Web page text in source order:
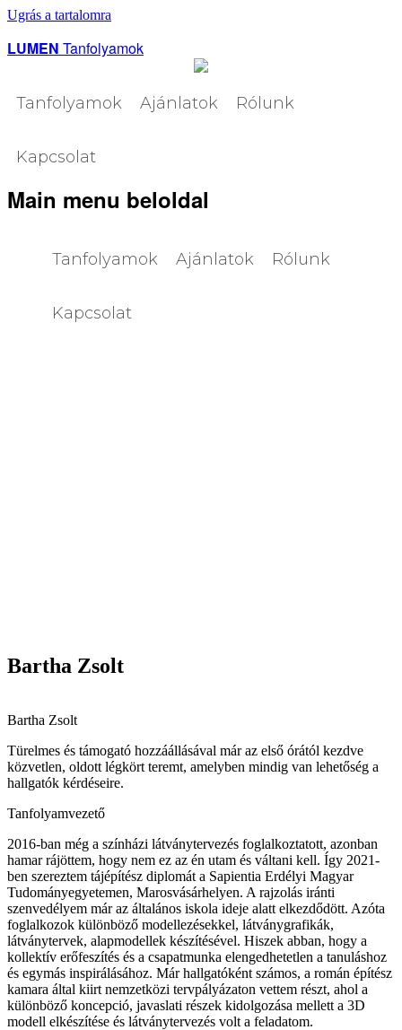
Ugrás a tartalomra
LUMEN Tanfolyamok
Tanfolyamok Ajánlatok Rólunk
Kapcsolat
Main menu beloldal
Tanfolyamok
Látvány Grafika Web Videó PPC
Ajánlatok
Magántanulás Cégeknek Visszanézhető
Rólunk
Kapcsolat
Bartha Zsolt
Bartha Zsolt
Türelmes és támogató hozzáállásával már az első órától kezdve
közvetlen, oldott légkört teremt, amelyben mindig van lehetőség a
hallgatók kérdéseire.
Tanfolyamvezető
2016-ban még a színházi látványtervezés foglalkoztatott, azonban
hamar rájöttem, hogy nem ez az én utam és váltani kell. Így 2021-
ben szereztem tájépítész diplomát a Sapientia Erdélyi Magyar
Tudományegyetemen, Marosvásárhelyen. A rajzolás iránti
szenvedélyem már az általános iskola ideje alatt elkezdődött. Azóta
foglalkozok különböző modellezésekkel, látványgrafikák,
látványtervek, alapmodellek készítésével. Hiszek abban, hogy a
kollektív erőfeszítés és a csapatmunka elengedhetetlen a tanuláshoz
és egymás inspirálásához. Már hallgatóként számos, a román építész
kamara által kiirt nemzetközi tervpályázaton vettem részt, ahol a
különböző koncepció, javaslati részek kidolgozása mellett a 3D
modell elkészítése és látványtervezés volt a feladatom.